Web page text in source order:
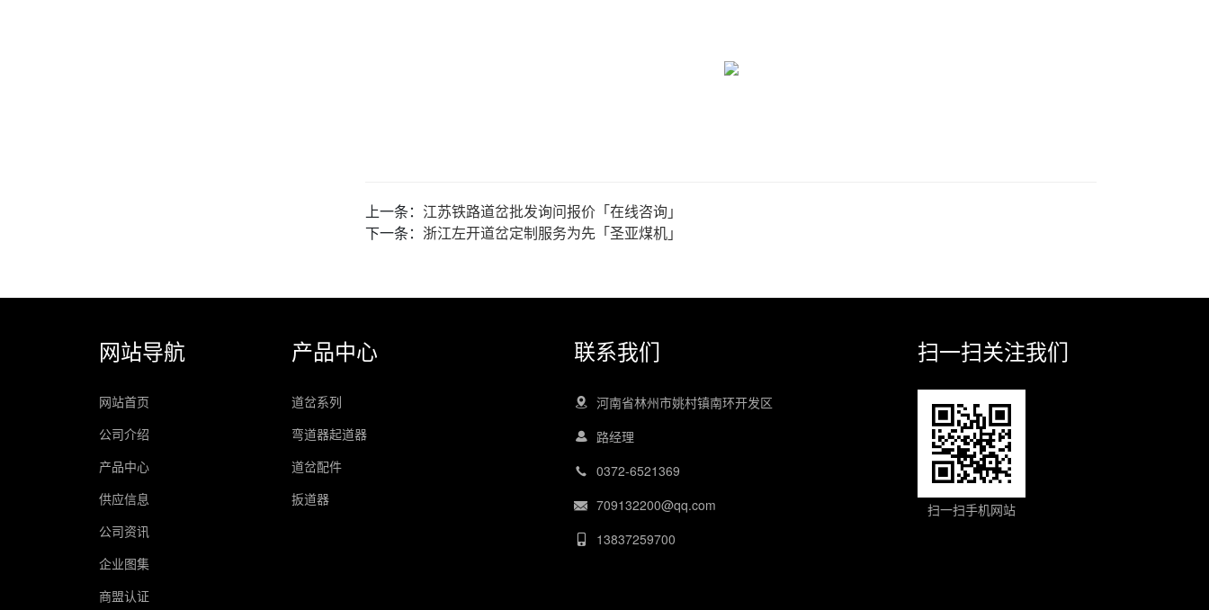
上一条： 江苏铁路道岔批发询问报价「在线咨询」
下一条： 浙江左开道岔定制服务为先「圣亚煤机」
网站导航
网站首页
公司介绍
产品中心
供应信息
公司资讯
企业图集
商盟认证
产品中心
道岔系列
弯道器起道器
道岔配件
扳道器
联系我们
河南省林州市姚村镇南环开发区
路经理
0372-6521369
709132200@qq.com
13837259700
扫一扫关注我们
扫一扫手机网站